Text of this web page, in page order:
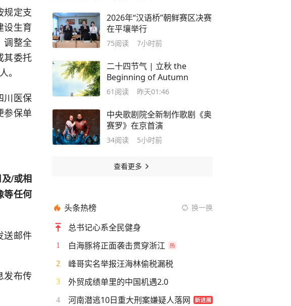
规定支
设生育
调整全
其委托
。
川医保
参保单
/或相
等任何
送邮件
发布传
2026年“汉语桥”朝鲜赛区决赛
在平壤举行
75阅读 7小时前
二十四节气 | 立秋 the
Beginning of Autumn
61 阅读 昨天01:46
中央歌剧院全新制作歌剧《奥
赛罗》在京首演
34阅读 5小时前
查看更多
头条热榜 换一换
总书记心系全民健身
1 白海豚将正面袭击贯穿浙江
2 峰哥实名举报汪海林偷税漏税
3 外贸成绩单里的中国机遇2.0
4 河南潜逃10日重大刑案嫌疑人落网